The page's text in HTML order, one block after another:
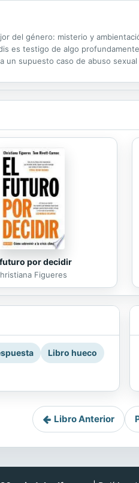
del género: misterio y
es testigo de algo
un supuesto caso de abuso
por decidir
Figueres
Libro hueco
Libro Anterior